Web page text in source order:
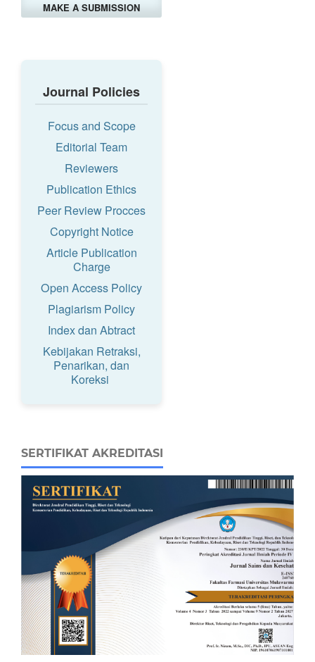
MAKE A SUBMISSION
Journal Policies
Focus and Scope
Editorial Team
Reviewers
Publication Ethics
Peer Review Procces
Copyright Notice
Article Publication
Charge
Open Access Policy
Plagiarism Policy
Index dan Abtract
Kebijakan Retraksi,
Penarikan, dan
Koreksi
SERTIFIKAT AKREDITASI